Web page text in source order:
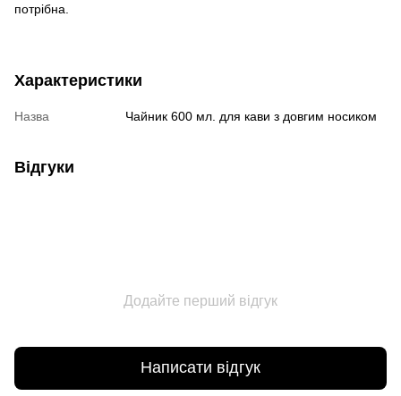
потрібна.
Характеристики
Назва Чайник 600 мл. для кави з довгим носиком
Відгуки
Додайте перший відгук
Написати відгук